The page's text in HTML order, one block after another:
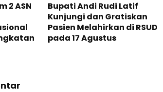
2 ASN
Bupati Andi Rudi Latif
Kunjungi dan Gratiskan
Pasien Melahirkan di RSUD
pada 17 Agustus